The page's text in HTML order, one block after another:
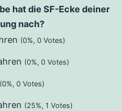
hat die SF-Ecke deiner
nach?
(0%, 0 Votes)
(0%, 0 Votes)
(0%, 0 Votes)
(25%, 1 Votes)